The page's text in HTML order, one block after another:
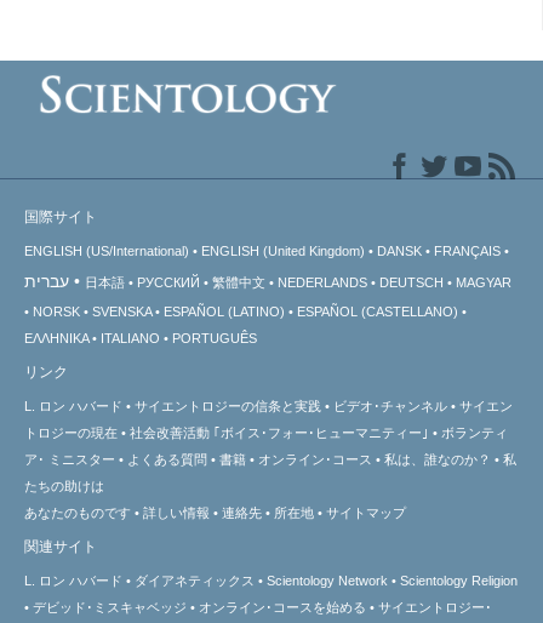
国際サイト
ENGLISH (US/International) ENGLISH (United Kingdom) DANSK FRANÇAIS
עברית 日本語 РУССКИЙ 繁體中文 NEDERLANDS DEUTSCH
MAGYAR
NORSK
SVENSKA ESPAÑOL (LATINO)
ESPAÑOL (CASTELLANO)
ΕΛΛΗΝΙΚA
ITALIANO PORTUGUÊS
リンク
L. ロン ハバード サイエントロジーの信条と実践 ビデオ･チャンネル
サイエン
トロジーの現在 社会改善活動 ｢ボイス･フォー･ヒューマニティー｣
ボランティ
ア･
ミニスター よくある質問 書籍 オンライン･コース 私は、誰なのか？
私
たちの助けは
あなたのものです
詳しい情報 連絡先 所在地 サイトマップ
関連サイト
L. ロン ハバード ダイアネティックス Scientology Network
Scientology Religion
デビッド･ミスキャベッジ
オンライン･コースを始める サイエントロジー･